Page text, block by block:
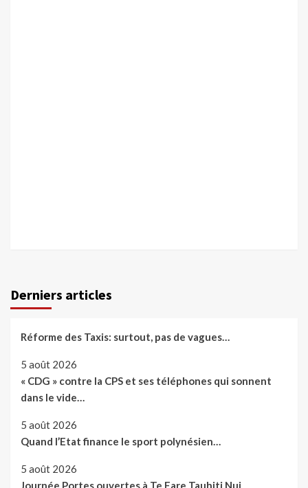
Derniers articles
Réforme des Taxis: surtout, pas de vagues…
5 août 2026
« CDG » contre la CPS et ses téléphones qui sonnent
dans le vide…
5 août 2026
Quand l’Etat finance le sport polynésien…
5 août 2026
Journée Portes ouvertes à Te Fare Tauhiti Nui